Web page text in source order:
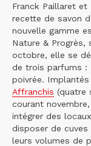
Franck Paillaret
recette de savon
nouvelle gamme
Nature &
octobre, elle se
de trois parfums :
poivrée.
Affranchis (quatre
courant
intégrer des
disposer de cuves
leurs volumes de